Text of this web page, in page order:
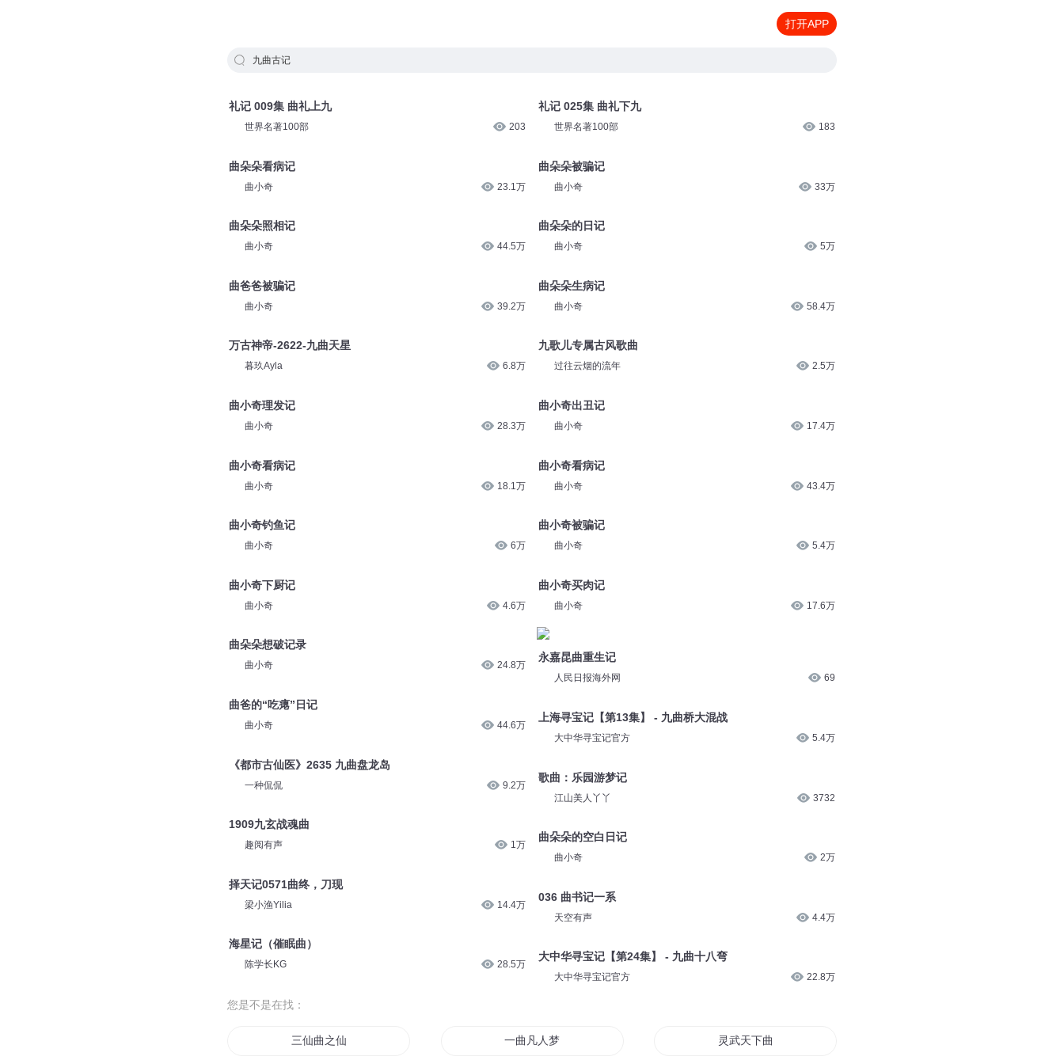
打开APP
九曲古记
礼记 009集 曲礼上九
世界名著100部 203
曲朵朵看病记
曲小奇 23.1万
曲朵朵照相记
曲小奇 44.5万
曲爸爸被骗记
曲小奇 39.2万
万古神帝-2622-九曲天星
暮玖Ayla 6.8万
曲小奇理发记
曲小奇 28.3万
曲小奇看病记
曲小奇 18.1万
曲小奇钓鱼记
曲小奇 6万
曲小奇下厨记
曲小奇 4.6万
曲朵朵想破记录
曲小奇 24.8万
曲爸的“吃瘪”日记
曲小奇 44.6万
《都市古仙医》2635 九曲盘龙岛
一种侃侃 9.2万
1909九玄战魂曲
趣阅有声 1万
择天记0571曲终，刀现
梁小渔Yilia 14.4万
海星记（催眠曲）
陈学长KG 28.5万
礼记 025集 曲礼下九
世界名著100部 183
曲朵朵被骗记
曲小奇 33万
曲朵朵的日记
曲小奇 5万
曲朵朵生病记
曲小奇 58.4万
九歌儿专属古风歌曲
过往云烟的流年 2.5万
曲小奇出丑记
曲小奇 17.4万
曲小奇看病记
曲小奇 43.4万
曲小奇被骗记
曲小奇 5.4万
曲小奇买肉记
曲小奇 17.6万
永嘉昆曲重生记
人民日报海外网 69
上海寻宝记【第13集】 - 九曲桥大混战
大中华寻宝记官方 5.4万
歌曲：乐园游梦记
江山美人丫丫 3732
曲朵朵的空白日记
曲小奇 2万
036 曲书记一系
天空有声 4.4万
大中华寻宝记【第24集】 - 九曲十八弯
大中华寻宝记官方 22.8万
您是不是在找：
三仙曲之仙游记 一曲凡人梦 灵武天下曲